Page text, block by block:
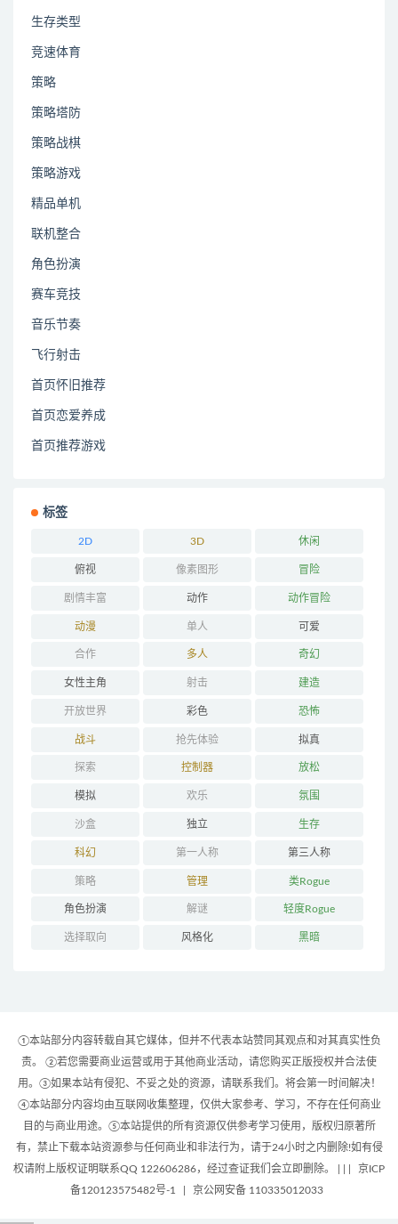
生存类型
竞速体育
策略
策略塔防
策略战棋
策略游戏
精品单机
联机整合
角色扮演
赛车竞技
音乐节奏
飞行射击
首页怀旧推荐
首页恋爱养成
首页推荐游戏
标签
2D 3D 休闲
俯视 像素图形 冒险
剧情丰富 动作 动作冒险
动漫 单人 可爱
合作 多人 奇幻
女性主角 射击 建造
开放世界 彩色 恐怖
战斗 抢先体验 拟真
探索 控制器 放松
模拟 欢乐 氛围
沙盒 独立 生存
科幻 第一人称 第三人称
策略 管理 类Rogue
角色扮演 解谜 轻度Rogue
选择取向 风格化 黑暗
①本站部分内容转载自其它媒体，但并不代表本站赞同其观点和对其真实性负
责。 ②若您需要商业运营或用于其他商业活动，请您购买正版授权并合法使
用。③如果本站有侵犯、不妥之处的资源，请联系我们。将会第一时间解决！
④本站部分内容均由互联网收集整理，仅供大家参考、学习，不存在任何商业
目的与商业用途。⑤本站提供的所有资源仅供参考学习使用，版权归原著所
有，禁止下载本站资源参与任何商业和非法行为，请于24小时之内删除!如有侵
权请附上版权证明联系QQ 122606286，经过查证我们会立即删除。 | |
京ICP
备120123575482号-1
京公网安备 110335012033